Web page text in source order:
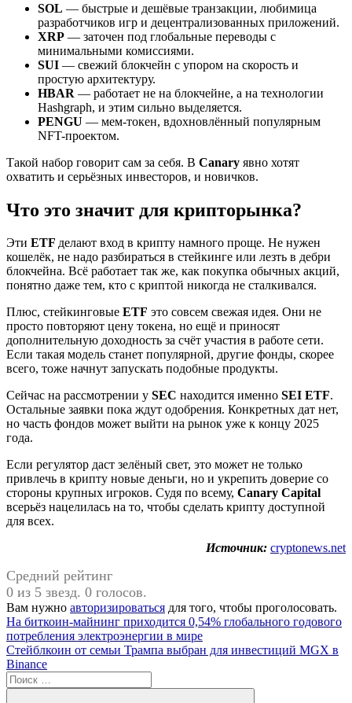
SOL — быстрые и дешёвые транзакции, любимица
разработчиков игр и децентрализованных приложений.
XRP — заточен под глобальные переводы с
минимальными комиссиями.
SUI — свежий блокчейн с упором на скорость и
простую архитектуру.
HBAR — работает не на блокчейне, а на технологии
Hashgraph, и этим сильно выделяется.
PENGU — мем-токен, вдохновлённый популярным
NFT-проектом.
Такой набор говорит сам за себя. В Canary явно хотят
охватить и серьёзных инвесторов, и новичков.
Что это значит для крипторынка?
Эти ETF делают вход в крипту намного проще. Не нужен
кошелёк, не надо разбираться в стейкинге или лезть в дебри
блокчейна. Всё работает так же, как покупка обычных акций,
понятно даже тем, кто с криптой никогда не сталкивался.
Плюс, стейкинговые ETF это совсем свежая идея. Они не
просто повторяют цену токена, но ещё и приносят
дополнительную доходность за счёт участия в работе сети.
Если такая модель станет популярной, другие фонды, скорее
всего, тоже начнут запускать подобные продукты.
Сейчас на рассмотрении у SEC находится именно SEI ETF.
Остальные заявки пока ждут одобрения. Конкретных дат нет,
но часть фондов может выйти на рынок уже к концу 2025
года.
Если регулятор даст зелёный свет, это может не только
привлечь в крипту новые деньги, но и укрепить доверие со
стороны крупных игроков. Судя по всему, Canary Capital
всерьёз нацелилась на то, чтобы сделать крипту доступной
для всех.
Источник: cryptonews.net
Средний рейтинг
0 из 5 звезд. 0 голосов.
Вам нужно авторизироваться для того, чтобы проголосовать.
Навигация
по
записям
Предыдущая
запись:
На биткоин-майнинг приходится 0,54% глобального годового
потребления электроэнергии в мире
Следующая
запись:
Стейблкоин от семьи Трампа выбран для инвестиций MGX в
Binance
Поиск
для: